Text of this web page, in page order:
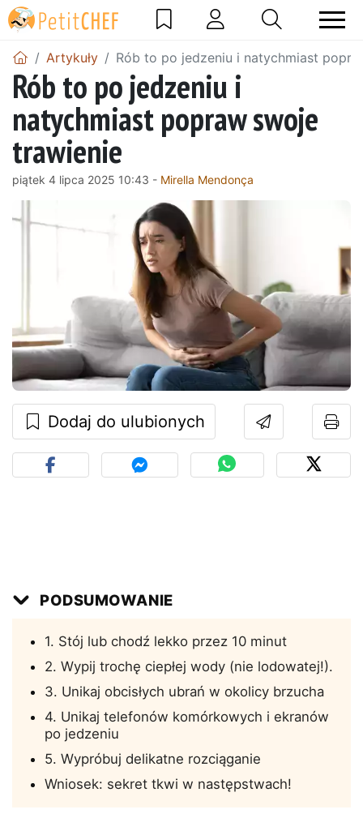
Artykuły Rób to po jedzeniu i natychmiast
Rób to po jedzeniu i
natychmiast popraw swoje
trawienie
piątek 4 lipca 2025 10:43 - Mirella Mendonça
Dodaj do ulubionych
PODSUMOWANIE
1. Stój lub chodź lekko przez 10 minut
2. Wypij trochę ciepłej wody (nie lodowatej!).
3. Unikaj obcisłych ubrań w okolicy brzucha
4. Unikaj telefonów komórkowych i ekranów
po jedzeniu
5. Wypróbuj delikatne rozciąganie
Wniosek: sekret tkwi w następstwach!